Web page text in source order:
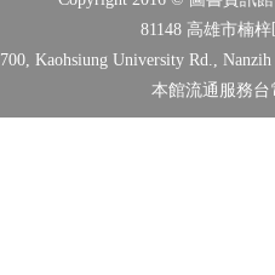
81148 高雄市楠
700, Kaohsiung University Rd.,
本館流通服務台